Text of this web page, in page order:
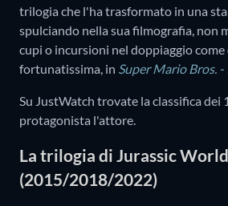
trilogia che l'ha trasformato in una
spulciando nella sua filmografia, non
cupi o incursioni nel doppiaggio come
fortunatissima, in Super Mario Bros.
Su JustWatch trovate la classifica dei
protagonista l'attore.
La trilogia di Jurassic World
(2015/2018/2022)